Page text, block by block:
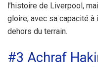
l’histoire de Liverpool,
gloire, avec sa capacité
dehors du terrain.
#3 Achraf